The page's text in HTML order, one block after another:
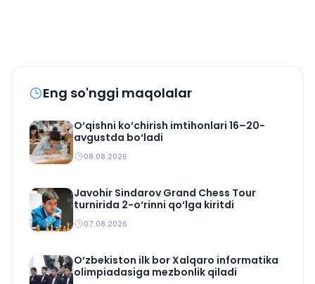
Eng so'nggi maqolalar
O‘qishni ko‘chirish imtihonlari 16–20-
avgustda bo‘ladi
08.08.2026
Javohir Sindarov Grand Chess Tour
turnirida 2-o‘rinni qo‘lga kiritdi
07.08.2026
O‘zbekiston ilk bor Xalqaro informatika
olimpiadasiga mezbonlik qiladi